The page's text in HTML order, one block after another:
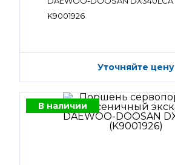
K9001926
Уточняйте цену
В наличии